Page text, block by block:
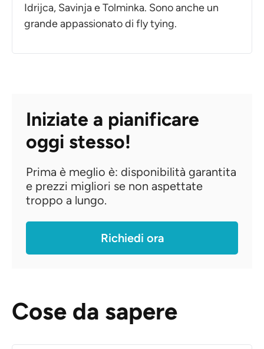
Idrijca, Savinja e Tolminka. Sono anche un
grande appassionato di fly tying.
Iniziate a pianificare
oggi stesso!
Prima è meglio è: disponibilità garantita
e prezzi migliori se non aspettate
troppo a lungo.
Richiedi ora
Cose da sapere